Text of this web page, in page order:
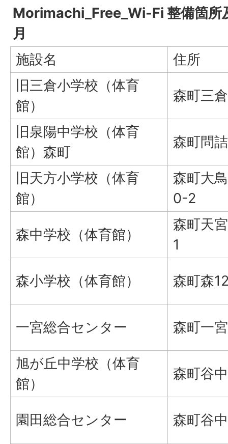
Morimachi_Free_Wi-Fi 整備箇所
月
施設名
住所
旧三倉小学校（体育
館）
森町三
旧泉陽中学校（体育
館）森町
森町問
旧天方小学校（体育
館）
森町大
0-2
森中学校（体育館）
森町天
1
森小学校（体育館） 森町森
一宮総合センター 森町一
旭が丘中学校（体育
館）
森町谷
園田総合センター 森町谷